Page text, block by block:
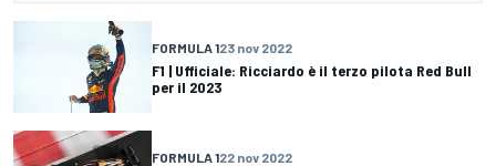
FORMULA 123 nov 2022
F1 | Ufficiale: Ricciardo è il terzo pilota Red Bull
per il 2023
FORMULA 122 nov 2022